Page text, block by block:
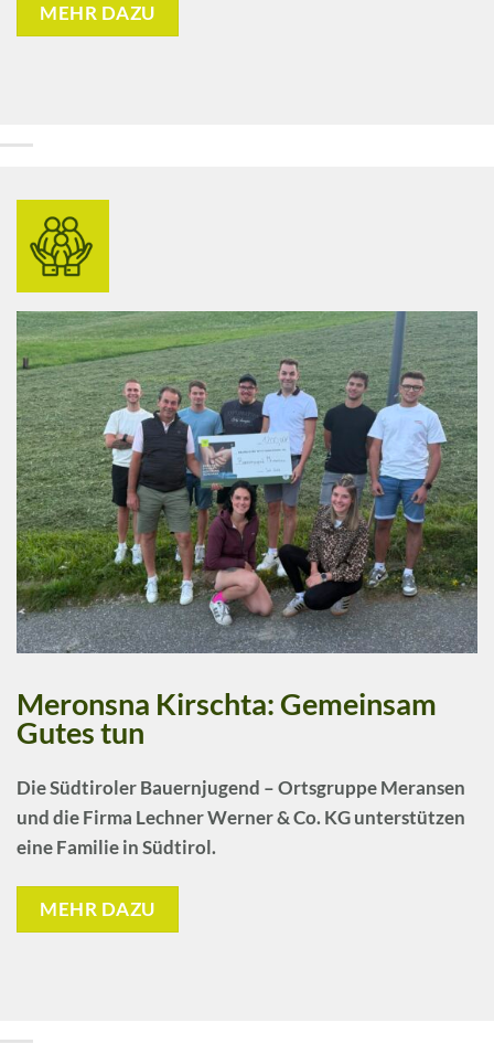
MEHR DAZU
Meronsna Kirschta: Gemeinsam
Gutes tun
DieSüdtiroler Bauernjugend – Ortsgruppe Meransen
und dieFirma Lechner Werner & Co. KGunterstützen
eine Familie in Südtirol.
MEHR DAZU